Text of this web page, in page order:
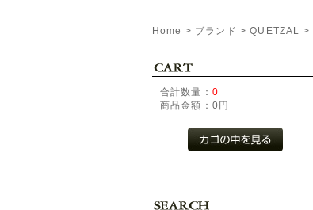
Home > ブランド >QUETZAL >
合計数量： 0
商品金額： 0円